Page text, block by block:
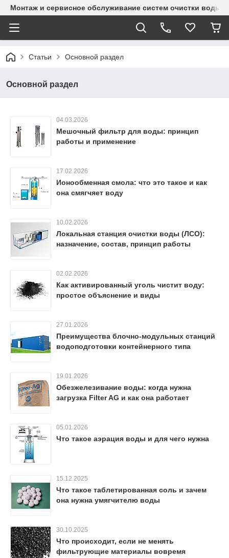
Монтаж и сервисное обслуживание систем очистки воды
Статьи Основной раздел
Основной раздел
04.03.2026
Мешочный фильтр для воды: принцип
работы и применение
17.02.2026
Ионообменная смола: что это такое и как
она смягчяет воду
10.02.2026
Локальная станция очистки воды (ЛСО):
назначение, состав, принцип работы
02.02.2026
Как активированный уголь чистит воду:
простое объяснение и виды
27.01.2026
Преимущества блочно-модульных станций
водоподготовки контейнерного типа
19.01.2026
Обезжелезивание воды: когда нужна
загрузка Filter AG и как она работает
05.01.2026
Что такое аэрация воды и для чего нужна
15.12.2025
Что такое таблетированная соль и зачем
она нужна умягчителю воды
30.10.2025
Что происходит, если не менять
фильтрующие материалы вовремя